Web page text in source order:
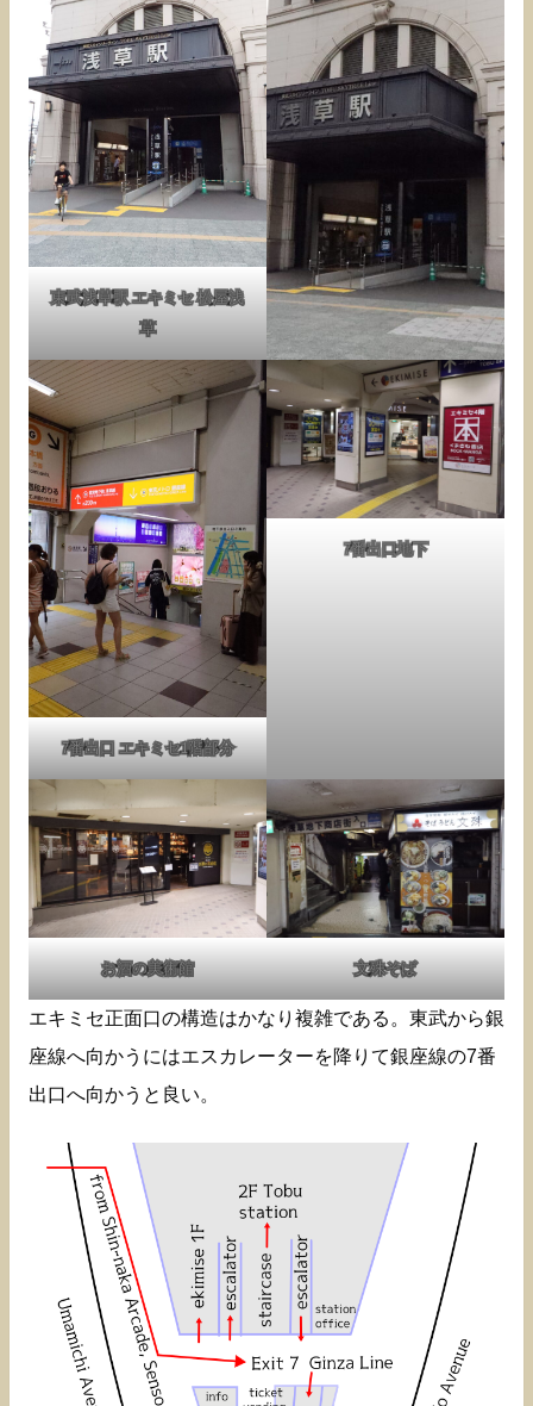
東武浅草駅 エキミセ 松屋浅
草
7番出口 エキミセ1階部分
7番出口地下
お酒の美術館 文殊そば
エキミセ正面口の構造はかなり複雑である。東武から銀
座線へ向かうにはエスカレーターを降りて銀座線の7番
出口へ向かうと良い。